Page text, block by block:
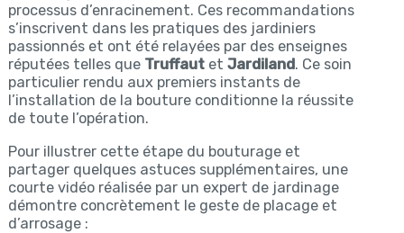
processus d’enracinement. Ces recommandations
s’inscrivent dans les pratiques des jardiniers
passionnés et ont été relayées par des enseignes
réputées telles que Truffautet Jardiland. Ce soin
particulier rendu aux premiers instants de
l’installation de la bouture conditionne la réussite
de toute l’opération.
Pour illustrer cette étape du bouturage et
partager quelques astuces supplémentaires, une
courte vidéo réalisée par un expert de jardinage
démontre concrètement le geste de placage et
d’arrosage :